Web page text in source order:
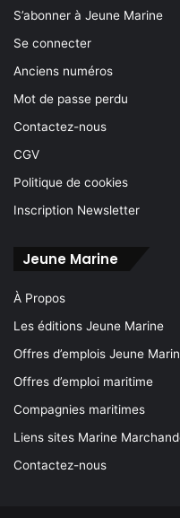
S’abonner à Jeune Marine
Se connecter
Anciens numéros
Mot de passe perdu
Contactez-nous
CGV
Politique de cookies
Inscription Newsletter
Jeune Marine
À Propos
Les éditions Jeune Marine
Offres d’emplois Jeune
Offres d’emploi maritime
Compagnies maritimes
Liens sites Marine
Contactez-nous